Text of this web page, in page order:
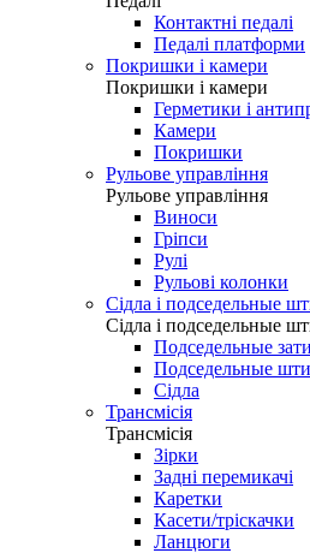
Контактні педалі
Педалі платформи
Покришки і камери
Покришки і камери
Герметики і
Камери
Покришки
Рульове управління
Рульове управління
Виноси
Гріпси
Рулі
Рульові колонки
Сідла і подседельные
Сідла і подседельные
Подседельные
Подседельные
Сідла
Трансмісія
Трансмісія
Зірки
Задні перемикачі
Каретки
Касети/тріскачки
Ланцюги